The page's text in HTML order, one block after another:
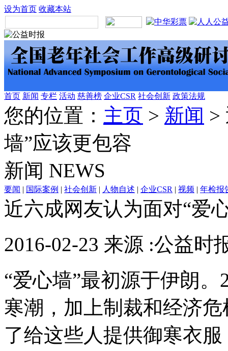
设为首页 收藏本站
首页 新闻 专栏 活动 慈善榜 企业CSR 社会创新 政策法规
您的位置： 主页 > 新闻 >
墙”应该更包容
新闻 NEWS
要闻 | 国际案例 | 社会创新 | 人物自述 | 企业CSR | 视频 | 年检报
近六成网友认为面对“爱
2016-02-23 来源 :公益时
“爱心墙”最初源于伊朗
寒潮，加上制裁和经济
了给这些人提供御寒衣